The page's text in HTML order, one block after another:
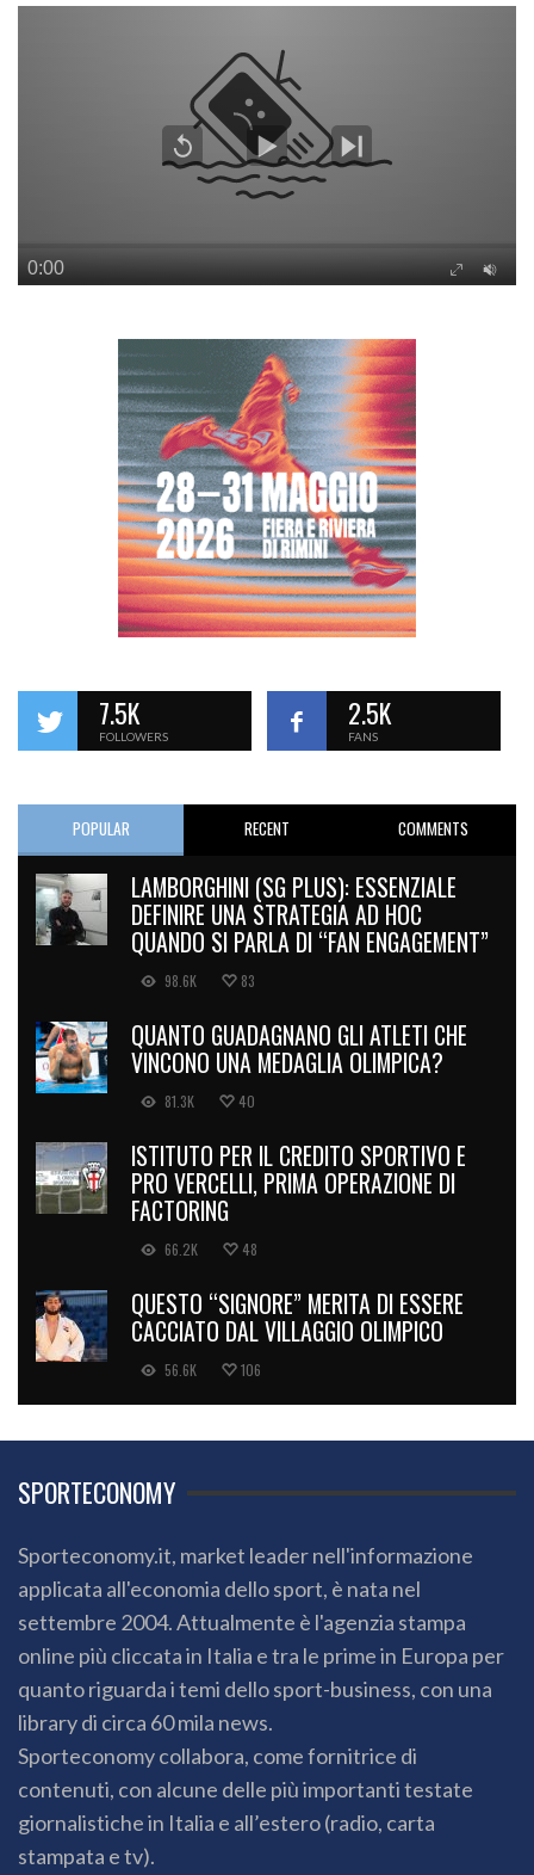
7.5K
FOLLOWERS
2.5K
FANS
POPULAR RECENT COMMENTS
LAMBORGHINI (SG PLUS): ESSENZIALE
DEFINIRE UNA STRATEGIA AD HOC
QUANDO SI PARLA DI “FAN ENGAGEMENT”
98.6K 83
QUANTO GUADAGNANO GLI ATLETI CHE
VINCONO UNA MEDAGLIA OLIMPICA?
81.3K 40
ISTITUTO PER IL CREDITO SPORTIVO E
PRO VERCELLI, PRIMA OPERAZIONE DI
FACTORING
66.2K 48
QUESTO “SIGNORE” MERITA DI ESSERE
CACCIATO DAL VILLAGGIO OLIMPICO
56.6K 106
SPORTECONOMY
Sporteconomy.it, market leader nell'informazione
applicata all'economia dello sport, è nata nel
settembre 2004. Attualmente è l'agenzia stampa
online più cliccata in Italia e tra le prime in Europa per
quanto riguarda i temi dello sport-business, con una
library di circa 60 mila news.
Sporteconomy collabora, come fornitrice di
contenuti, con alcune delle più importanti testate
giornalistiche in Italia e all’estero (radio, carta
stampata e tv).